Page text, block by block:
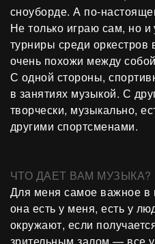
сноуборде. А по-
Не только играю сам, но
турниры среди
очень похожи между
С одной стороны,
в занятиях музыкой. С
творчески, музыкально,
другими спортсменами.
ЧТО ДАЕТ ВАМ МУЗЫКА?
Для меня самое важное в
она есть у меня, есть у
окружают, если
зрительным залом — все